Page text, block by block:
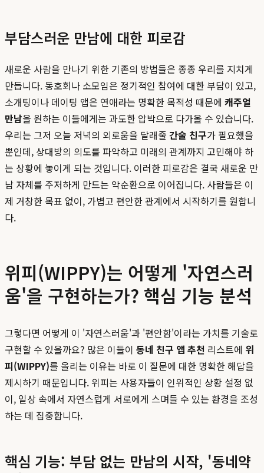
부담스러운 만남에 대한 피로감
새로운 사람을 만나기 위한 기존의 방법들은 종종 우리를 지치게
만듭니다. 동호회나 소모임은 정기적인 참여에 대한 부담이 있고,
소개팅이나 데이팅 앱은 연애라는 명확한 목적성 때문에 캐주얼
만남을 원하는 이들에게는 과도한 압박으로 다가올 수 있습니다.
우리는 그저 오늘 저녁의 외로움을 달래줄 간술 친구가 필요했을
뿐인데, 상대방의 의도를 파악하고 미래의 관계까지 고민해야 하
는 상황에 놓이게 되는 것입니다. 이러한 피로감은 결국 새로운 만
남 자체를 주저하게 만드는 악순환으로 이어집니다. 사람들은 이
제 거창한 목표 없이, 가볍고 편안한 관계에서 시작하기를 원합니
다.
위피(WIPPY)는 어떻게 '자연스러
움'을 구현하는가? 핵심 기능 분석
그렇다면 어떻게 이 '자연스러움'과 '편안함'이라는 가치를 기술로
구현할 수 있을까요? 많은 이들이 동네 친구 앱 추천 리스트에 위
피(WIPPY)를 올리는 이유는 바로 이 질문에 대한 명확한 해답을
제시하기 때문입니다. 위피는 사용자들이 인위적인 상황 설정 없
이, 일상 속에서 자연스럽게 서로에게 스며들 수 있는 환경을 조성
하는 데 집중합니다.
핵심 기능: 부담 없는 만남의 시작, '동네약